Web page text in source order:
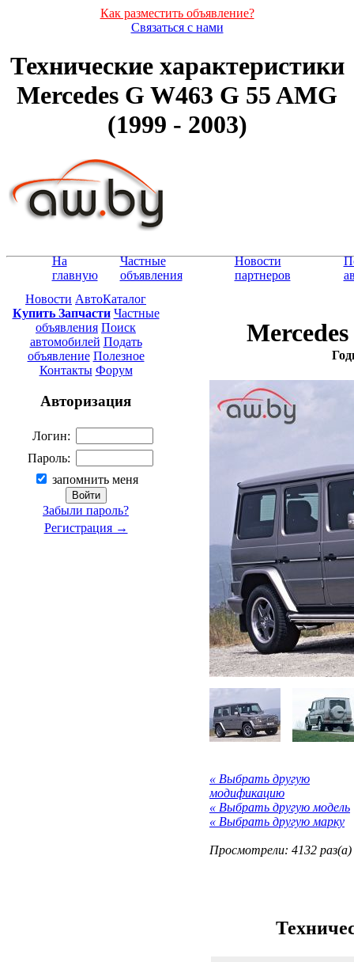
Как разместить объявление?
Связаться с нами
Технические характеристики
Mercedes G W463 G 55 AMG
(1999 - 2003)
На
главную
Частные
объявления
Новости
партнеров
Новости АвтоКаталог
Купить Запчасти Частные
объявления Поиск
автомобилей Подать
объявление Полезное
Контакты Форум
Авторизация
Логин:
Пароль:
запомнить меня
Забыли пароль?
Регистрация →
« Выбрать другую
модификацию
« Выбрать другую модель
« Выбрать другую марку
Просмотрели: 4132 раз(а)